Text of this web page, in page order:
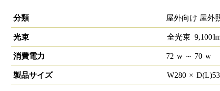
分類
屋外向け 屋外
光束 全光束 9,100
消費電力 72 w～ 70 w
製品サイズ W280 × D(L)